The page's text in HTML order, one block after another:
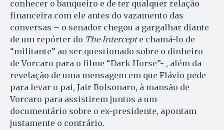
conhecer o banqueiro e de ter qualquer relação
financeira com ele antes do vazamento das
conversas – o senador chegou a gargalhar diante
de um repórter do The Intercepte chamá-lo de
“militante” ao ser questionado sobre o dinheiro
de Vorcaro para o filme “Dark Horse”- , além da
revelação de uma mensagem em que Flávio pede
para levar o pai, Jair Bolsonaro, à mansão de
Vorcaro para assistirem juntos a um
documentário sobre o ex-presidente, apontam
justamente o contrário.